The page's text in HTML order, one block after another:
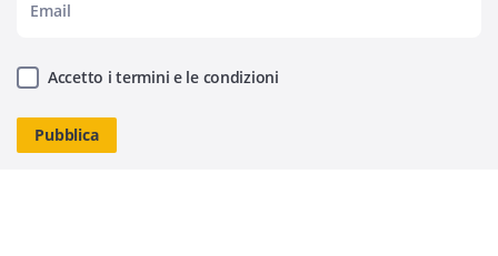
Accetto i termini e le condizioni